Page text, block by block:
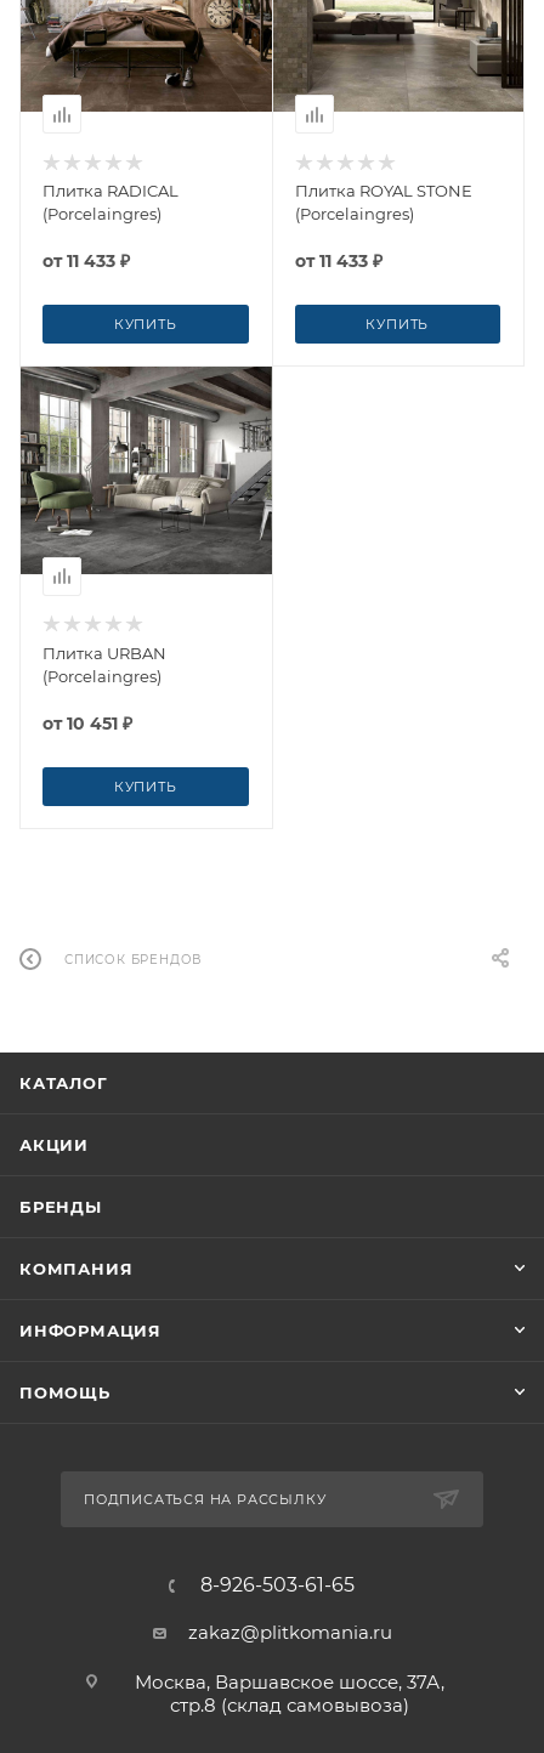
Плитка RADICAL
(Porcelaingres)
от11 433 ₽
КУПИТЬ
Плитка ROYAL STONE
(Porcelaingres)
от11 433 ₽
КУПИТЬ
Плитка URBAN
(Porcelaingres)
от10 451 ₽
КУПИТЬ
СПИСОК БРЕНДОВ
КАТАЛОГ
АКЦИИ
БРЕНДЫ
КОМПАНИЯ
ИНФОРМАЦИЯ
ПОМОЩЬ
ПОДПИСАТЬСЯ НА РАССЫЛКУ
8-926-503-61-65
zakaz@plitkomania.ru
Москва, Варшавское шоссе, 37А,
стр.8 (склад самовывоза)